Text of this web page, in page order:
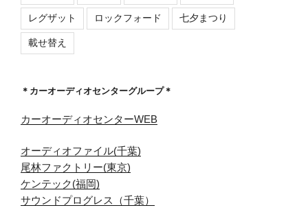
レグザット ロックフォード 七夕まつり
載せ替え
＊カーオーディオセンターグループ＊
カーオーディオセンターWEB
オーディオファイル(千葉)
尾林ファクトリー(東京)
ケンテック(福岡)
サウンドプログレス（千葉）